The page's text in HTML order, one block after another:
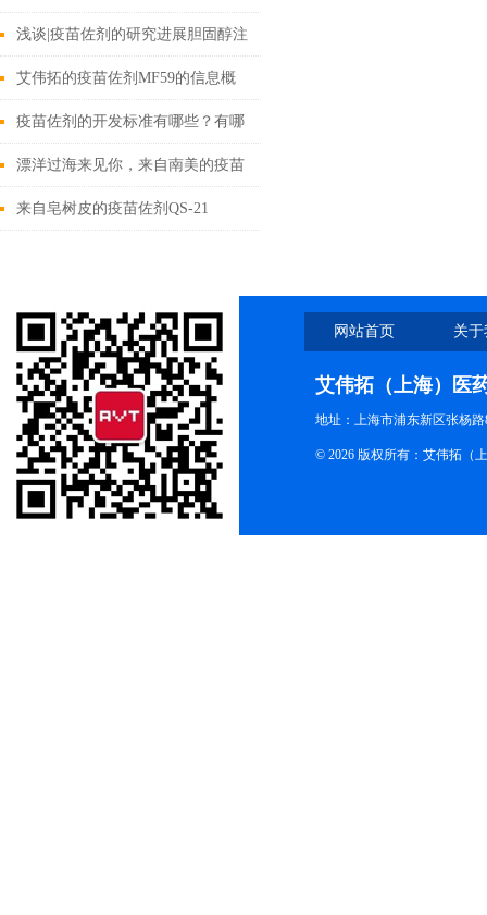
疫苗佐剂的选择
浅谈|疫苗佐剂的研究进展胆固醇注
射级辅料，CAS号57-88-5
艾伟拓的疫苗佐剂MF59的信息概
况是什么样的？
疫苗佐剂的开发标准有哪些？有哪
些标准？注意什么？
漂洋过海来见你，来自南美的疫苗
佐剂QS-21应用介绍
来自皂树皮的疫苗佐剂QS-21
网站首页 关
艾伟拓（上海）医
地址：上海市浦东新区张杨
© 2026 版权所有：艾伟拓（